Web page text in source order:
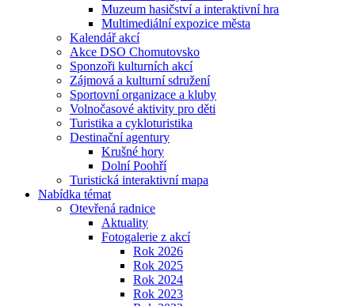
Muzeum hasičství a interaktivní hra
Multimediální expozice města
Kalendář akcí
Akce DSO Chomutovsko
Sponzoři kulturních akcí
Zájmová a kulturní sdružení
Sportovní organizace a kluby
Volnočasové aktivity pro děti
Turistika a cykloturistika
Destinační agentury
Krušné hory
Dolní Poohří
Turistická interaktivní mapa
Nabídka témat
Otevřená radnice
Aktuality
Fotogalerie z akcí
Rok 2026
Rok 2025
Rok 2024
Rok 2023